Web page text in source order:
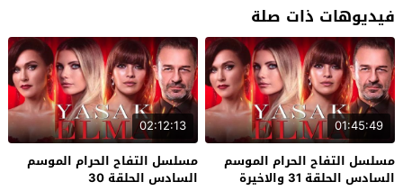
فيديوهات ذات صلة
01:45:49
مسلسل التفاح الحرام الموسم
السادس الحلقة 31 والاخيرة
02:12:13
مسلسل التفاح الحرام الموسم
السادس الحلقة 30